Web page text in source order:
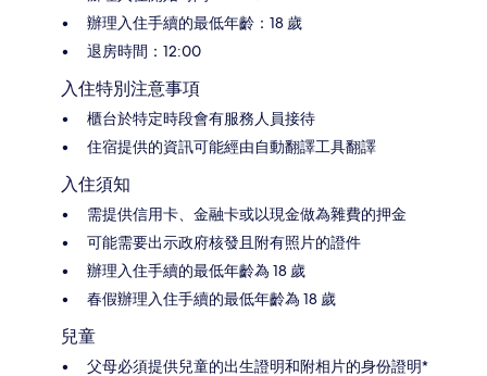
辦理入住手續的最低年齡：18 歲
退房時間：12:00
入住特別注意事項
櫃台於特定時段會有服務人員接待
住宿提供的資訊可能經由自動翻譯工具翻譯
入住須知
需提供信用卡、金融卡或以現金做為雜費的押金
可能需要出示政府核發且附有照片的證件
辦理入住手續的最低年齡為 18 歲
春假辦理入住手續的最低年齡為 18 歲
兒童
父母必須提供兒童的出生證明和附相片的身份證明*